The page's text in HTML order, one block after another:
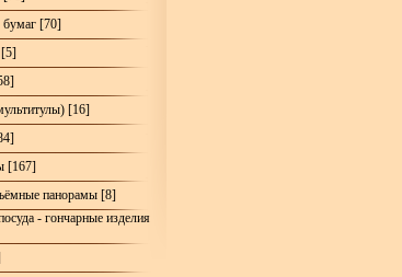
[70]
[16]
[167]
панорамы [8]
- гончарные изделия